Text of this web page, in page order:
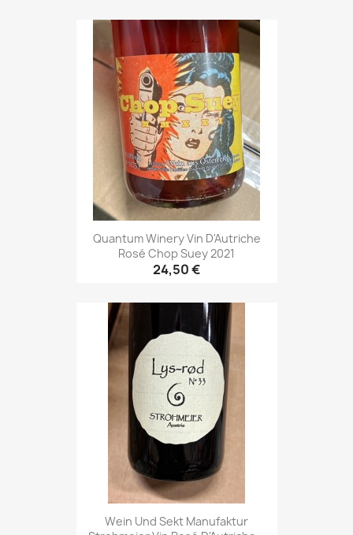
Quantum Winery Vin D'Autriche
Rosé Chop Suey 2021
24,50 €
Wein Und Sekt Manufaktur